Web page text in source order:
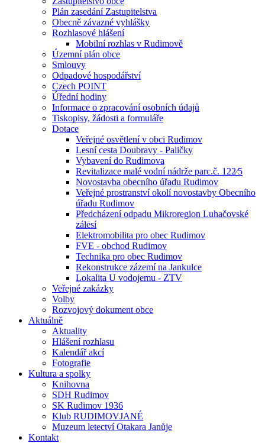
Plán zasedání Zastupitelstva
Obecně závazné vyhlášky
Rozhlasové hlášení
Mobilní rozhlas v Rudimově
Územní plán obce
Smlouvy
Odpadové hospodářství
Czech POINT
Úřední hodiny
Informace o zpracování osobních údajů
Tiskopisy, žádosti a formuláře
Dotace
Veřejné osvětlení v obci Rudimov
Lesní cesta Doubravy - Paličky
Vybavení do Rudimova
Revitalizace malé vodní nádrže parc.č. 122⁄5
Novostavba obecního úřadu Rudimov
Veřejné prostranství okolí novostavby Obecního
úřadu Rudimov
Předcházení odpadu Mikroregion Luhačovské
zálesí
Elektromobilita pro obec Rudimov
FVE - obchod Rudimov
Technika pro obec Rudimov
Rekonstrukce zázemí na Jankulce
Lokalita U vodojemu - ZTV
Veřejné zakázky
Volby
Rozvojový dokument obce
Aktuálně
Aktuality
Hlášení rozhlasu
Kalendář akcí
Fotografie
Kultura a spolky
Knihovna
SDH Rudimov
SK Rudimov 1936
Klub RUDIMOVJANÉ
Muzeum letectví Otakara Janůje
Kontakt